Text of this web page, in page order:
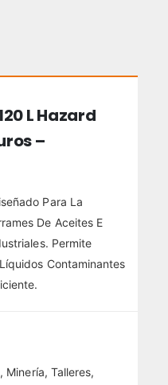
L Hazard
–
Para La
De Aceites E
Permite
Contaminantes
Minería, Talleres,